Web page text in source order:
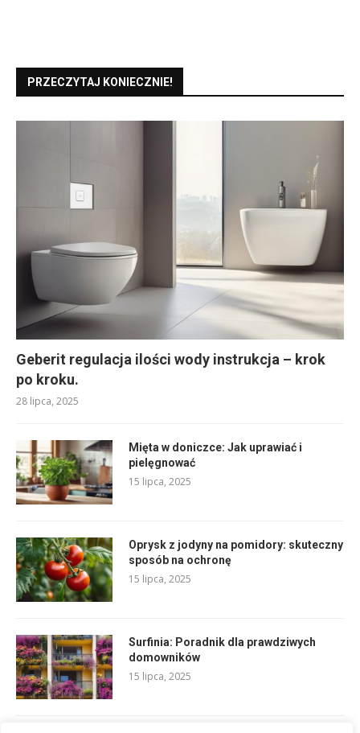
PRZECZYTAJ KONIECZNIE!
Geberit regulacja ilości wody instrukcja – krok
po kroku.
28 lipca, 2025
Mięta w doniczce: Jak uprawiać i
pielęgnować
15 lipca, 2025
Oprysk z jodyny na pomidory: skuteczny
sposób na ochronę
15 lipca, 2025
Surfinia: Poradnik dla prawdziwych
domowników
15 lipca, 2025